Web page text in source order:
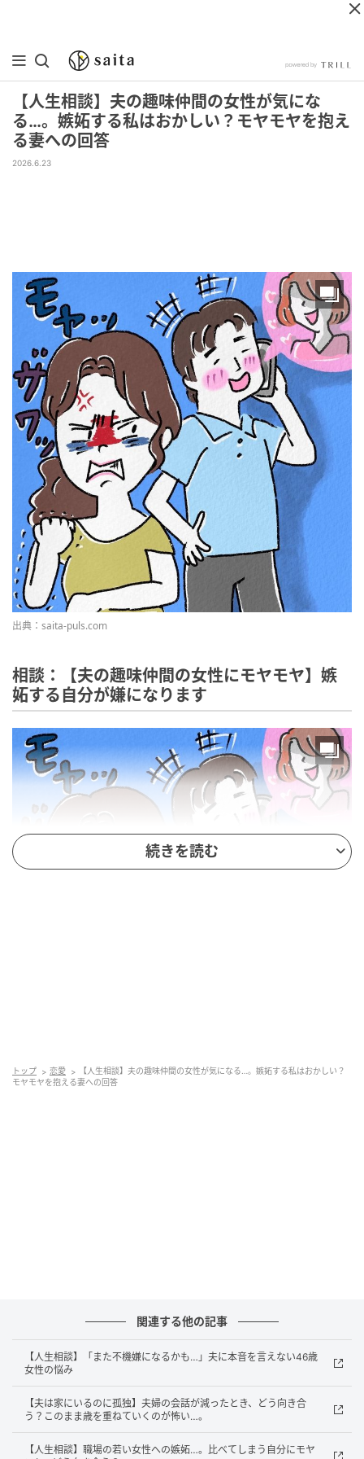
【人生相談】夫の趣味仲間の女性が気にな
る…。嫉妬する私はおかしい？モヤモヤを抱え
る妻への回答
2026.6.23
出典：saita-puls.com
相談：【夫の趣味仲間の女性にモヤモヤ】嫉
妬する自分が嫌になります
出典：saita-puls.com
先日も家族で食事中にその女性から連絡が来て、嬉し
そうにやり取りしている姿を見てしまい、胸がざわつ
きました。問い詰めるほどのことではない気もします
し、私の心が狭いだけなのかもしれません。でもモヤ
モヤが消えず、最近は夫が出かけるたびに不安になり
ます。こんな気持ちをどう整理したらいいのでしょう
続きを読む
トップ 恋愛
【人生相談】夫の趣味仲間の女性が気になる…。嫉妬する私はおかしい？
モヤモヤを抱える妻への回答
関連する他の記事
【人生相談】「また不機嫌になるかも…」夫に本音を言えない46歳
女性の悩み
【夫は家にいるのに孤独】夫婦の会話が減ったとき、どう向き合
う？このまま歳を重ねていくのが怖い…。
【人生相談】職場の若い女性への嫉妬…。比べてしまう自分にモヤ